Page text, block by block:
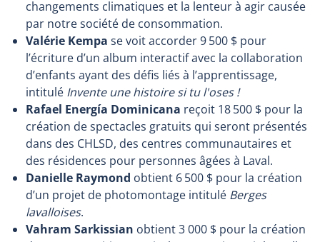
changements climatiques et la lenteur à agir causée
par notre société de consommation.
Valérie Kempa se voit accorder 9 500 $ pour
l’écriture d’un album interactif avec la collaboration
d’enfants ayant des défis liés à l’apprentissage,
intitulé Invente une histoire si tu l'oses !
Rafael Energía Dominicana reçoit 18 500 $ pour la
création de spectacles gratuits qui seront présentés
dans des CHLSD, des centres communautaires et
des résidences pour personnes âgées à Laval.
Danielle Raymond obtient 6 500 $ pour la création
d’un projet de photomontage intitulé Berges
lavalloises.
Vahram Sarkissian obtient 3 000 $ pour la création